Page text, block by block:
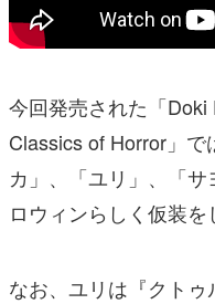
今回発売された「
Classics of Horror」
カ」、「ユリ」、「
ロウィンらしく仮装を
なお、ユリは『クト